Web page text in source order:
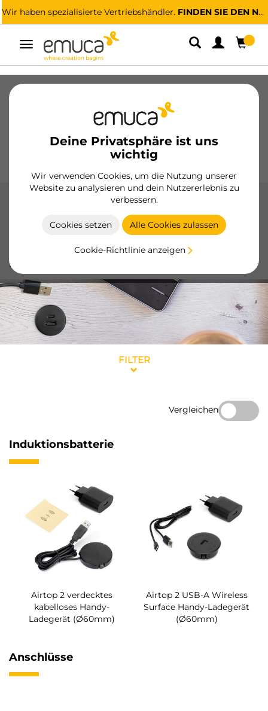
Wir haben spezialisierte Vertriebshändler. FINDEN SIE DEN NÄCHSTGELEGENEN
Umschaltbare
Navigation
Deine Privatsphäre ist uns
wichtig
Wir verwenden Cookies, um die Nutzung unserer
Website zu analysieren und dein Nutzererlebnis zu
verbessern.
Cookies setzen Alle Cookies zulassen
Cookie-Richtlinie anzeigen
Führungssysteme
Schiebesysteme
Griffe Sockel
Optimieren Sie Ihren Arbeitsbereich mit den
Ladegeräte, multifunktionaler Anschlüsse und
Kabelorganisatoren.
FILTER
Vergleichen
Induktionsbatterie
Airtop 2 verdecktes
kabelloses Handy-
Ladegerät (Ø60mm)
Airtop 2 USB-A Wireless
Surface Handy-Ladegerät
(Ø60mm)
Anschlüsse